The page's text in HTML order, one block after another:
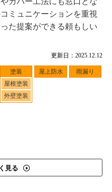
更新日：2025.12.12
塗装
屋根塗装
外壁塗装
屋上防水 雨漏り
見る
ミュニケーションを重視
た提案ができる頼もしい